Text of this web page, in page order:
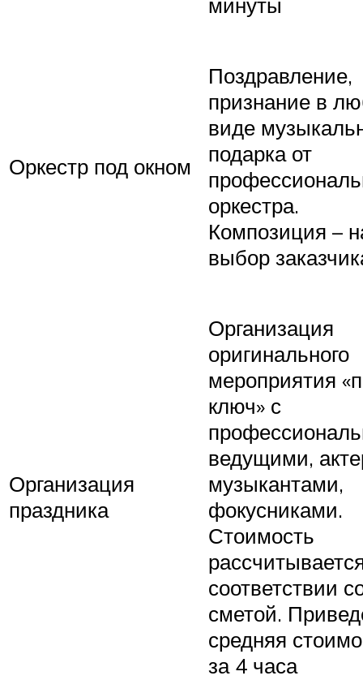
Оркестр под окном
Поздравление,
признание в
виде
подарка от
оркестра.
Композиция –
выбор
Организация
праздника
Организация
оригинального
мероприятия
ключ» с
ведущими,
музыкантами,
фокусниками.
Стоимость
соответствии
сметой.
средняя
за 4 часа